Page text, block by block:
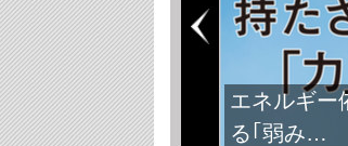
FIFAワー